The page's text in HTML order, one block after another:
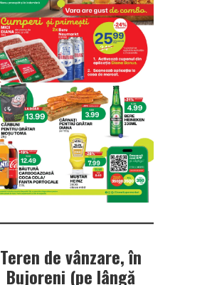
Teren de vânzare, în
Bujoreni (pe lângă